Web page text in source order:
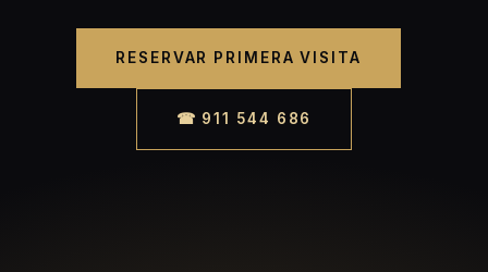
RESERVAR PRIMERA VISITA
☎ 911 544 686